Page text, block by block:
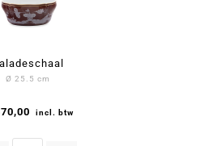
Ø 25.5 cm
incl. btw